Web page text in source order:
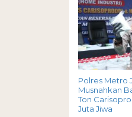
Polres Metro
Musnahkan
Ton
Juta Jiwa